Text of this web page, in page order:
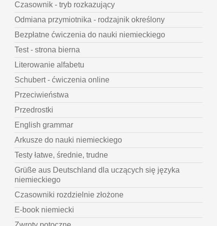
Czasownik - tryb rozkazujący
Odmiana przymiotnika - rodzajnik określony
Bezpłatne ćwiczenia do nauki niemieckiego
Test - strona bierna
Literowanie alfabetu
Schubert - ćwiczenia online
Przeciwieństwa
Przedrostki
English grammar
Arkusze do nauki niemieckiego
Testy łatwe, średnie, trudne
Grüße aus Deutschland dla uczących się języka
niemieckiego
Czasowniki rozdzielnie złożone
E-book niemiecki